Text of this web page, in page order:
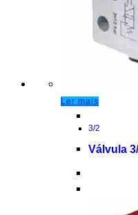
Ler mais
3/2
Válvula